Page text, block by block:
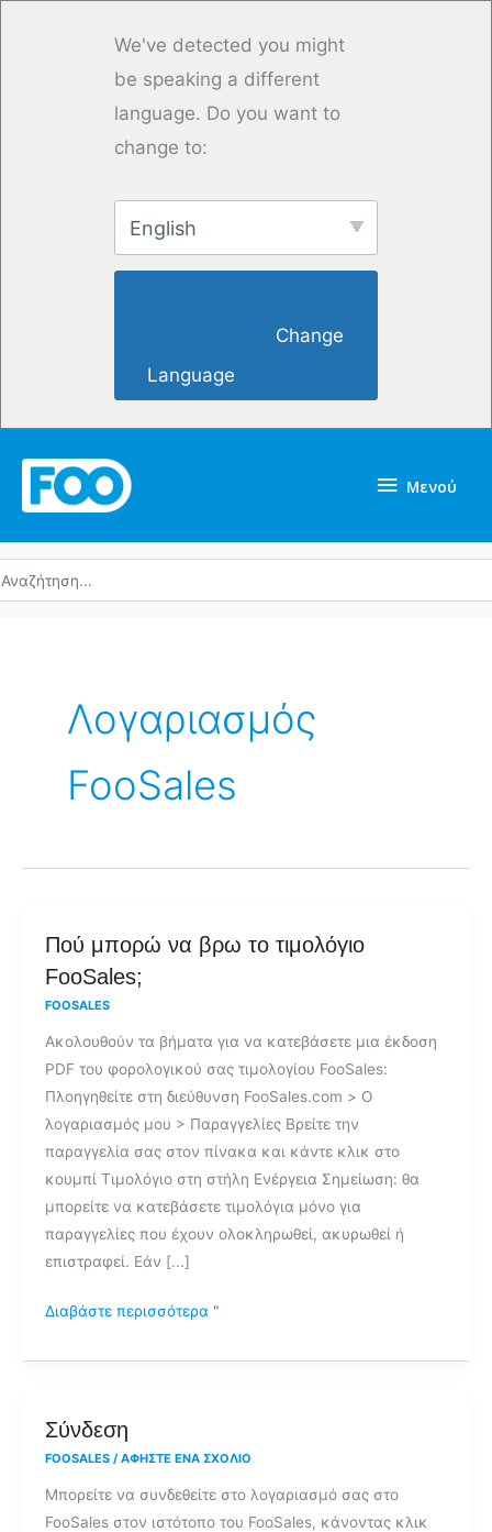
We've detected you might
be speaking a different
language. Do you want to
change to:
English
Language
Μενού
Λογαριασμός
FooSales
Πού μπορώ να βρω το τιμολόγιο
FooSales;
FOOSALES
Ακολουθούν τα βήματα για να κατεβάσετε μια έκδοση
PDF του φορολογικού σας τιμολογίου FooSales:
Πλοηγηθείτε στη διεύθυνση FooSales.com > Ο
λογαριασμός μου > Παραγγελίες Βρείτε την
παραγγελία σας στον πίνακα και κάντε κλικ στο
κουμπί Τιμολόγιο στη στήλη Ενέργεια Σημείωση: θα
μπορείτε να κατεβάσετε τιμολόγια μόνο για
παραγγελίες που έχουν ολοκληρωθεί, ακυρωθεί ή
επιστραφεί. Εάν [...]
Πού
μπορώ
το
τιμολόγιο
FooSales;
Διαβάστε περισσότερα "
Σύνδεση
FOOSALES / ΑΦΉΣΤΕ ΈΝΑ ΣΧΌΛΙΟ
Μπορείτε να συνδεθείτε στο λογαριασμό σας στο
FooSales στον ιστότοπο του FooSales, κάνοντας κλικ
Σύνδεση